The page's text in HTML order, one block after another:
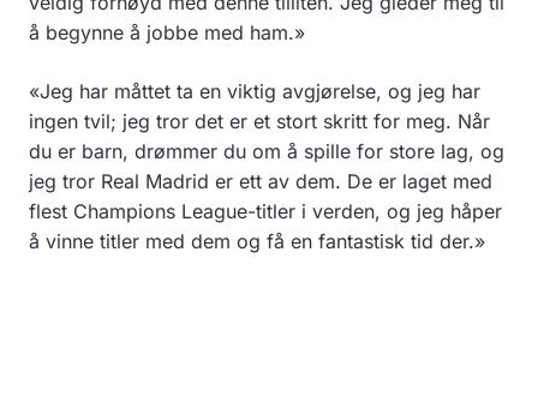
å begynne å jobbe med ham.»
«Jeg har måttet ta en viktig avgjørelse, og jeg har
ingen tvil; jeg tror det er et stort skritt for meg. Når
du er barn, drømmer du om å spille for store lag, og
jeg tror Real Madrid er ett av dem. De er laget med
flest Champions League-titler i verden, og jeg håper
å vinne titler med dem og få en fantastisk tid der.»